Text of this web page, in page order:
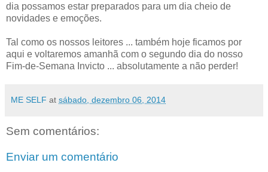
dia possamos estar preparados para um dia cheio de
novidades e emoções.
Tal como os nossos leitores ... também hoje ficamos por
aqui e voltaremos amanhã com o segundo dia do nosso
Fim-de-Semana Invicto ... absolutamente a não perder!
ME SELF at sábado, dezembro 06, 2014
Sem comentários:
Enviar um comentário